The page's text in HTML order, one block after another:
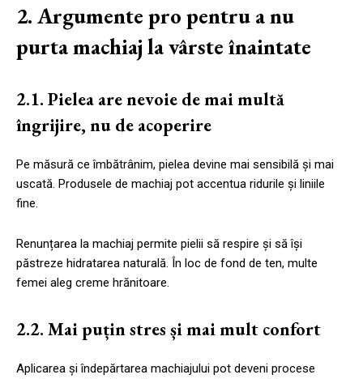
2. Argumente pro pentru a nu
purta machiaj la vârste înaintate
2.1. Pielea are nevoie de mai multă
îngrijire, nu de acoperire
Pe măsură ce îmbătrânim, pielea devine mai sensibilă și mai
uscată. Produsele de machiaj pot accentua ridurile și liniile
fine.
Renunțarea la machiaj permite pielii să respire și să își
păstreze hidratarea naturală. În loc de fond de ten, multe
femei aleg creme hrănitoare.
2.2. Mai puțin stres și mai mult confort
Aplicarea și îndepărtarea machiajului pot deveni procese